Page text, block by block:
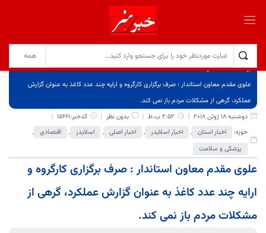
برگ نخست
نوشته‌ها
علوی مقدم معاون استاندار : صرف برگزاری کارگروه و ارایه چند عدد کاغذ به عنوان گزارش
عملکرد، گرهی از مشکلات مردم باز نمی کند.
دوشنبه 18 ژوئن 2018
2:52 ب.ظ بدون نظر
کدخبر:15661
حوزه:
اخبار استان , اخبار اسلایدر , اخبار اصلی , اسلایدر , اقتصادی ,
پزشکی و سلامت
علوی مقدم معاون استاندار : صرف برگزاری کارگروه و
ارایه چند عدد کاغذ به عنوان گزارش عملکرد، گرهی از
مشکلات مردم باز نمی کند.